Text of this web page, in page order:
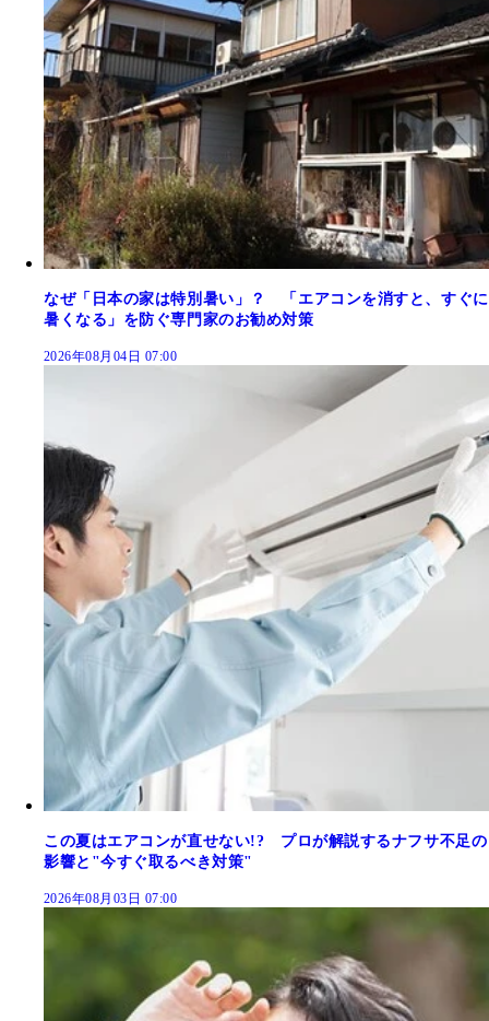
なぜ「日本の家は特別暑い」？ 「エアコンを消すと、すぐに
暑くなる」を防ぐ専門家のお勧め対策
2026年08月04日 07:00
この夏はエアコンが直せない!? プロが解説するナフサ不足の
影響と"今すぐ取るべき対策"
2026年08月03日 07:00